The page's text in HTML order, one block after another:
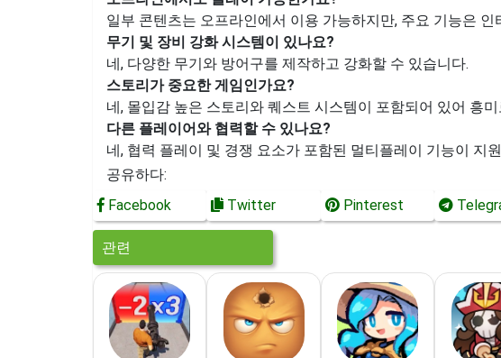
일부 콘텐츠는 오프라인에서 이용 가능하지만, 주요 기능은
무기 및 장비 강화 시스템이 있나요?
네, 다양한 무기와 방어구를 제작하고 강화할 수 있습니다.
스토리가 중요한 게임인가요?
네, 몰입감 높은 스토리와 퀘스트 시스템이 포함되어 있어 흥
다른 플레이어와 협력할 수 있나요?
네, 협력 플레이 및 경쟁 요소가 포함된 멀티플레이 기능이 지
공유하다:
Facebook
Twitter Pinterest
관련